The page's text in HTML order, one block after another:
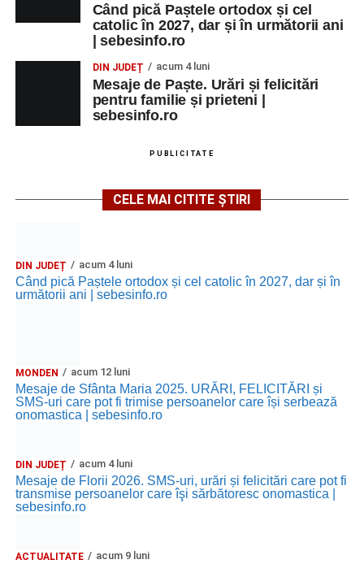
Când pică Paștele ortodox și cel
catolic în 2027, dar și în următorii ani
| sebesinfo.ro
DIN JUDEȚ acum 4 luni
Mesaje de Paște. Urări și felicitări
pentru familie și prieteni |
sebesinfo.ro
PUBLICITATE
CELE MAI CITITE ȘTIRI
DIN JUDEȚ acum 4 luni
Când pică Paștele ortodox și cel catolic în 2027, dar și în
următorii ani | sebesinfo.ro
MONDEN acum 12 luni
Mesaje de Sfânta Maria 2025. URĂRI, FELICITĂRI și
SMS-uri care pot fi trimise persoanelor care își serbează
onomastica | sebesinfo.ro
DIN JUDEȚ acum 4 luni
Mesaje de Florii 2026. SMS-uri, urări și felicitări care pot fi
transmise persoanelor care îşi sărbătoresc onomastica |
sebesinfo.ro
ACTUALITATE acum 9 luni